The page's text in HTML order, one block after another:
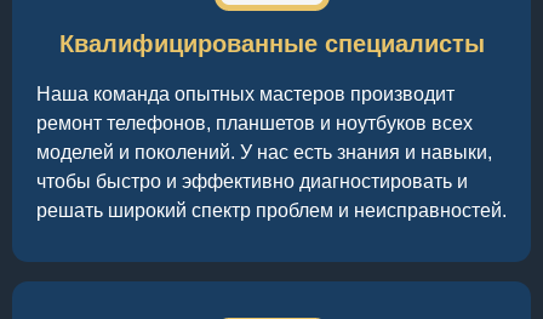
Квалифицированные специалисты
Наша команда опытных мастеров производит
ремонт телефонов, планшетов и ноутбуков всех
моделей и поколений. У нас есть знания и навыки,
чтобы быстро и эффективно диагностировать и
решать широкий спектр проблем и неисправностей.